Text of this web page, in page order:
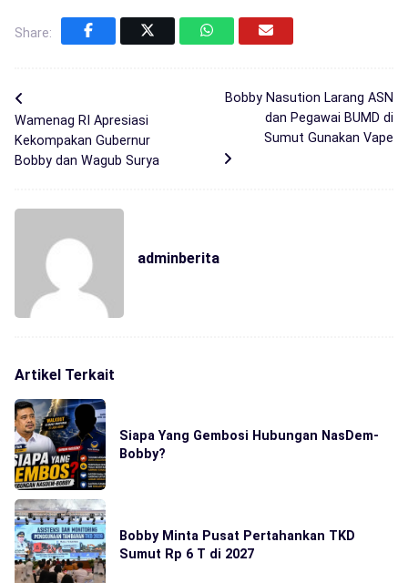
Share:
Wamenag RI Apresiasi
Kekompakan Gubernur
Bobby dan Wagub Surya
Bobby Nasution Larang ASN
dan Pegawai BUMD di
Sumut Gunakan Vape
adminberita
Artikel Terkait
Siapa Yang Gembosi Hubungan NasDem-
Bobby?
Bobby Minta Pusat Pertahankan TKD
Sumut Rp 6 T di 2027